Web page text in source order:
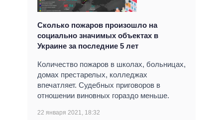
Сколько пожаров произошло на
социально значимых объектах в
Украине за последние 5 лет
Количество пожаров в школах, больницах,
домах престарелых, колледжах
впечатляет. Судебных приговоров в
отношении виновных гораздо меньше.
22 января 2021, 18:32